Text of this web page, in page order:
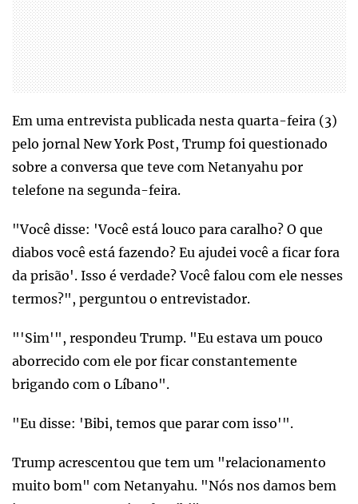
Em uma entrevista publicada nesta quarta-feira (3)
pelo jornal New York Post, Trump foi questionado
sobre a conversa que teve com Netanyahu por
telefone na segunda-feira.
"Você disse: 'Você está louco para caralho? O que
diabos você está fazendo? Eu ajudei você a ficar fora
da prisão'. Isso é verdade? Você falou com ele nesses
termos?", perguntou o entrevistador.
"'Sim'", respondeu Trump. "Eu estava um pouco
aborrecido com ele por ficar constantemente
brigando com o Líbano".
"Eu disse: 'Bibi, temos que parar com isso'".
Trump acrescentou que tem um "relacionamento
muito bom" com Netanyahu. "Nós nos damos bem